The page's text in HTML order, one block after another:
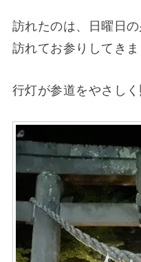
訪れたのは、日曜日
訪れてお参りしてきま
行灯が参道をやさしく